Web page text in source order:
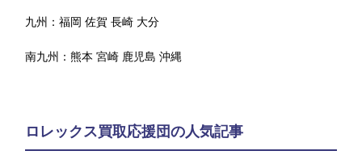
九州：福岡 佐賀 長崎 大分
南九州：熊本 宮崎 鹿児島 沖縄
ロレックス買取応援団の人気記事